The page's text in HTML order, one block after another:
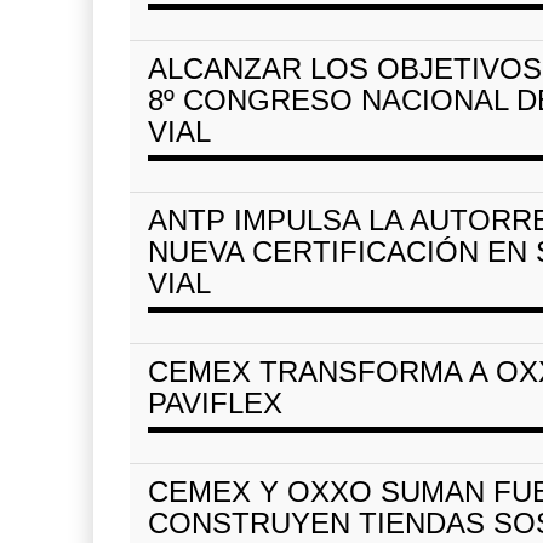
ALCANZAR LOS
8º CONGRESO NACIONAL
VIAL
ANTP IMPULSA LA
NUEVA CERTIFICACIÓN EN
VIAL
CEMEX TRANSFORMA A
PAVIFLEX
CEMEX Y OXXO SUMAN
CONSTRUYEN TIENDAS
05 AGO 2026
IT-ANÁLISIS: Volaris
06 AGO 2026
al au